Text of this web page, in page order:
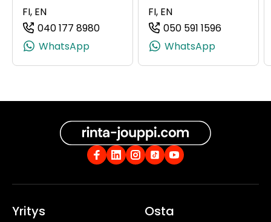
FI, EN
040 177 8980
(+358401778980, 0401778980,
WhatsApp
FI, EN
050 591 1596
WhatsApp
Yritys Osta